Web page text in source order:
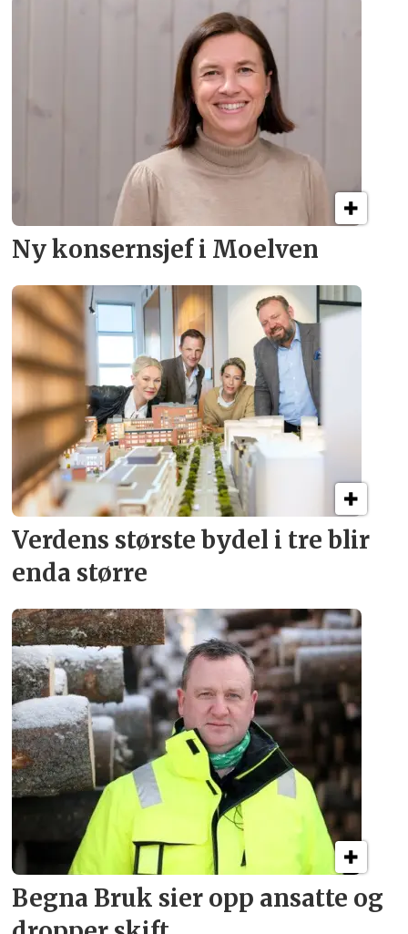
Ny konsern­sjef i Moelven
Verdens største bydel i tre blir
enda større
Begna Bruk sier opp ansatte og